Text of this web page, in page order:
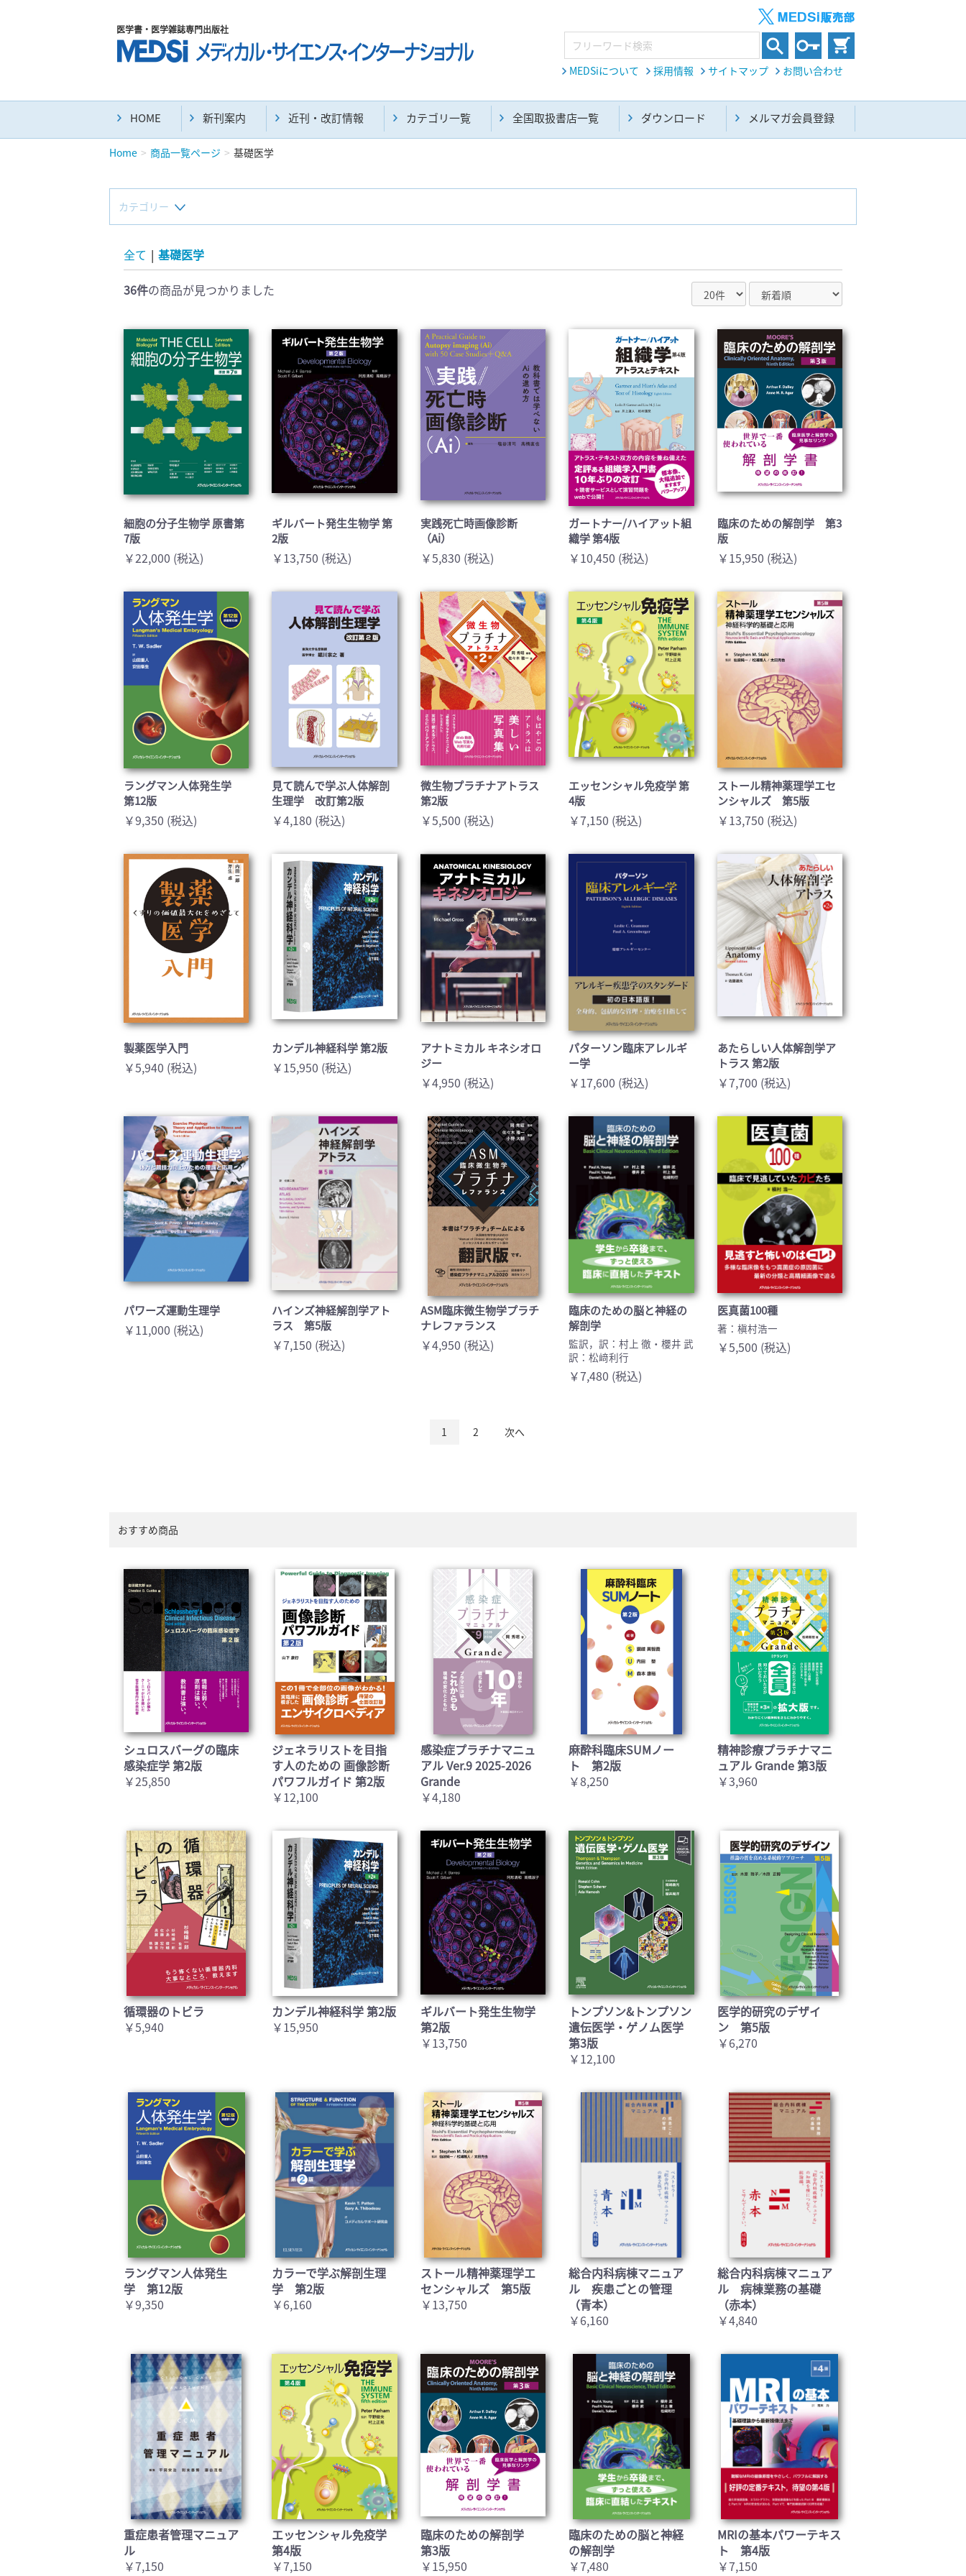
医学書・医学雑誌専門出版社
MEDSiについて 採用情報 サイトマップ お問い合わせ
HOME 新刊案内 近刊・改訂情報 カテゴリ一覧 全国取扱書店一覧 ダウンロード メルマガ会員登録
Home 商品一覧ページ 基礎医学
カテゴリー
新刊(直近6ヶ月)(24)
マニュアル(39) 生命科学・関連書籍(38)
臨床医学:一般(359) 臨床医学:内科系(407) 臨床医学:外科系(249)
基礎医学(93)
基礎医学関連科学(80)
自然科学(25) 看護学(21)
医療技術(16)
歯科学(3)
栄養学(0) 薬学(7)
保健・体育(1)
衛生・公衆衛生学(14)
医学一般(91) マルチメディア(0)
全て | 基礎医学
36件の商品が見つかりました
細胞の分子生物学 原書第
7版
￥22,000 (税込)
ギルバート発生生物学 第
2版
￥13,750 (税込)
実践死亡時画像診断
（Ai）
￥5,830 (税込)
ガートナー/ハイアット組
織学 第4版
￥10,450 (税込)
臨床のための解剖学 第3
版
￥15,950 (税込)
ラングマン人体発生学
第12版
￥9,350 (税込)
見て読んで学ぶ人体解剖
生理学 改訂第2版
￥4,180 (税込)
微生物プラチナアトラス
第2版
￥5,500 (税込)
エッセンシャル免疫学 第
4版
￥7,150 (税込)
ストール精神薬理学エセ
ンシャルズ 第5版
￥13,750 (税込)
製薬医学入門
￥5,940 (税込)
カンデル神経科学 第2版
￥15,950 (税込)
アナトミカル キネシオロ
ジー
￥4,950 (税込)
パターソン臨床アレルギ
ー学
￥17,600 (税込)
あたらしい人体解剖学ア
トラス 第2版
￥7,700 (税込)
パワーズ運動生理学
￥11,000 (税込)
ハインズ神経解剖学アト
ラス 第5版
￥7,150 (税込)
ASM臨床微生物学プラチ
ナレファランス
￥4,950 (税込)
臨床のための脳と神経の
解剖学
監訳，訳：村上 徹・櫻井 武
訳：松﨑利行
￥7,480 (税込)
医真菌100種
著：槇村浩一
￥5,500 (税込)
お買い物を続ける カートへ進む
1 2 次へ
おすすめ商品
シュロスバーグの臨床
感染症学 第2版
￥25,850
ジェネラリストを目指
す人のための 画像診断
パワフルガイド 第2版
￥12,100
感染症プラチナマニュ
アル Ver.9 2025-2026
Grande
￥4,180
麻酔科臨床SUMノー
ト 第2版
￥8,250
精神診療プラチナマニ
ュアル Grande 第3版
￥3,960
循環器のトビラ
￥5,940
カンデル神経科学 第2版
￥15,950
ギルバート発生生物学
第2版
￥13,750
トンプソン&トンプソン
遺伝医学・ゲノム医学
第3版
￥12,100
医学的研究のデザイ
ン 第5版
￥6,270
ラングマン人体発生
学 第12版
￥9,350
カラーで学ぶ解剖生理
学 第2版
￥6,160
ストール精神薬理学エ
センシャルズ 第5版
￥13,750
総合内科病棟マニュア
ル 疾患ごとの管理
（青本）
￥6,160
総合内科病棟マニュア
ル 病棟業務の基礎
（赤本）
￥4,840
重症患者管理マニュア
ル
￥7,150
エッセンシャル免疫学
第4版
￥7,150
臨床のための解剖学
第3版
￥15,950
臨床のための脳と神経
の解剖学
￥7,480
MRIの基本パワーテキス
ト 第4版
￥7,150